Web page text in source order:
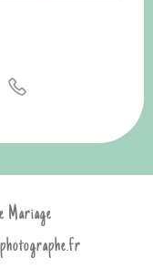
Mariage